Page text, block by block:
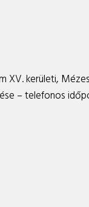
XV. kerületi,
– telefonos